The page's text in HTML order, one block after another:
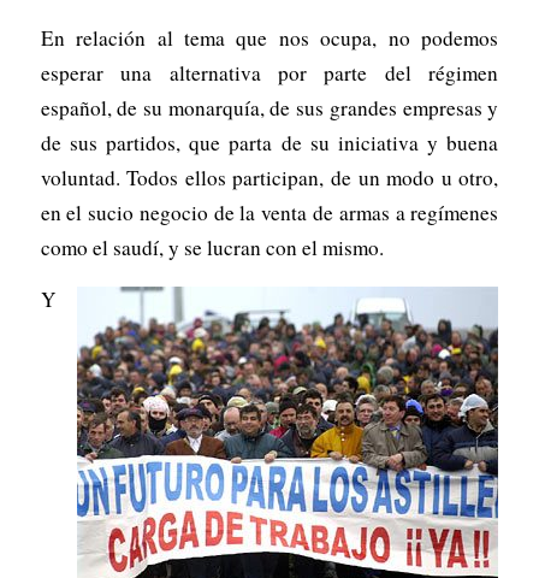
En relación al tema que nos ocupa, no podemos
esperar una alternativa por parte del régimen
español, de su monarquía, de sus grandes empresas y
de sus partidos, que parta de su iniciativa y buena
voluntad. Todos ellos participan, de un modo u otro,
en el sucio negocio de la venta de armas a regímenes
como el saudí, y se lucran con el mismo.
Y